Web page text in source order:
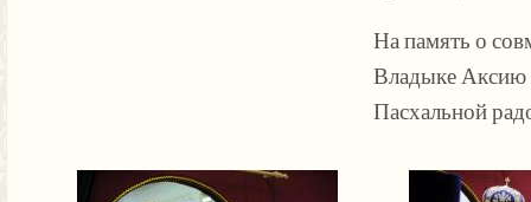
На память о
Владыке Аксию
Пасхальной